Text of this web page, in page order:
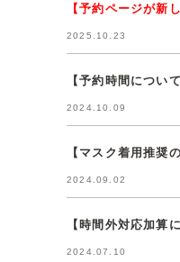
【予約ページが新
2025.10.23
【予約時間につい
2024.10.09
【マスク着用推奨
2024.09.02
【時間外対応加算
2024.07.10